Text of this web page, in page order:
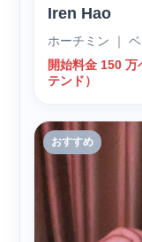
Iren Hao
ホーチミン ｜
開始料金 150
テンド）
おすすめ